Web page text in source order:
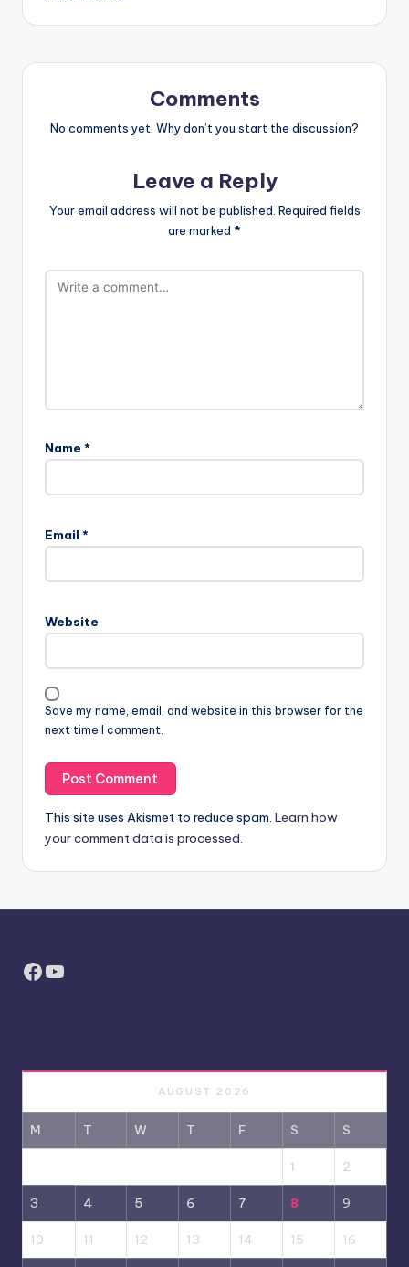
Comments
No comments yet. Why don’t you start the discussion?
Leave a Reply
Your email address will not be published. Required fields
are marked *
Name *
Email *
Website
Save my name, email, and website in this browser for the
next time I comment.
This site uses Akismet to reduce spam. Learn how
your comment data is processed.
Facebook
YouTube
AUGUST 2026
M T W T F S S
1 2
3 4 5 6 7 8 9
10 11 12 13 14 15 16